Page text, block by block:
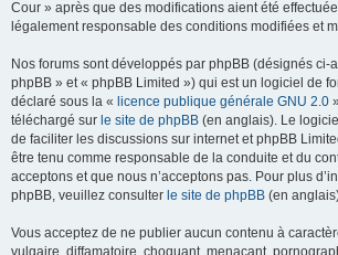
Cour » après que des modifications aient été
légalement responsable des conditions modifiées et
Nos forums sont développés par phpBB (désignés ci-
phpBB » et « phpBB Limited ») qui est un logiciel de
déclaré sous la « licence publique générale GNU 2.0
téléchargé sur le site de phpBB (en anglais). Le
de faciliter les discussions sur internet et phpBB
être tenu comme responsable de la conduite et du
acceptons et que nous n’acceptons pas. Pour plus
phpBB, veuillez consulter le site de phpBB (en
Vous acceptez de ne publier aucun contenu à
vulgaire, diffamatoire, choquant, menaçant,